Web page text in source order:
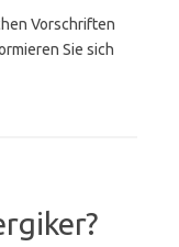
Vorschriften
Sie sich